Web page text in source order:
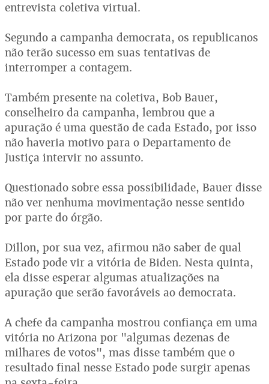
entrevista coletiva virtual.
Segundo a campanha democrata, os republicanos
não terão sucesso em suas tentativas de
interromper a contagem.
Também presente na coletiva, Bob Bauer,
conselheiro da campanha, lembrou que a
apuração é uma questão de cada Estado, por isso
não haveria motivo para o Departamento de
Justiça intervir no assunto.
Questionado sobre essa possibilidade, Bauer disse
não ver nenhuma movimentação nesse sentido
por parte do órgão.
Dillon, por sua vez, afirmou não saber de qual
Estado pode vir a vitória de Biden. Nesta quinta,
ela disse esperar algumas atualizações na
apuração que serão favoráveis ao democrata.
A chefe da campanha mostrou confiança em uma
vitória no Arizona por "algumas dezenas de
milhares de votos", mas disse também que o
resultado final nesse Estado pode surgir apenas